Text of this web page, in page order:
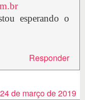
esperando o
Responder
24 de março de 2019